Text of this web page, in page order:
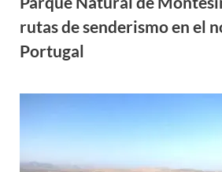
Portugal